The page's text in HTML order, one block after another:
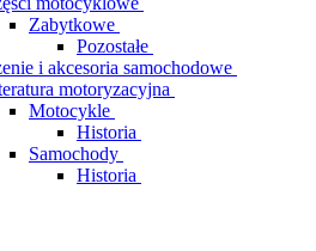
Zabytkowe
Pozostałe
i akcesoria samochodowe
motoryzacyjna
Motocykle
Historia
Samochody
Historia